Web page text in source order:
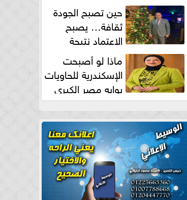
حين تصبح الجودة
ثقافة… يصبح
الاعتماد نتيجة
طبيعية
ماذا لو أصبحت
الإسكندرية للحاويات
بوابه مصر الكبري
للتجارة العالمية بقلم د...